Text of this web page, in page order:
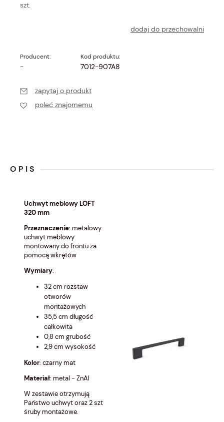
szt.
dodaj do przechowalni
Producent:
-
Kod produktu:
7012-907A8
zapytaj o produkt
poleć znajomemu
OPIS
Uchwyt meblowy LOFT
320 mm
Przeznaczenie: metalowy
uchwyt meblowy
montowany do frontu za
pomocą wkrętów
Wymiary:
32 cm rozstaw
otworów
montażowych
35,5 cm długość
całkowita
0,8 cm grubość
2,9 cm wysokość
Kolor: czarny mat
Materiał: metal - ZnAl
W zestawie otrzymują
Państwo uchwyt oraz 2 szt
śruby montażowe.